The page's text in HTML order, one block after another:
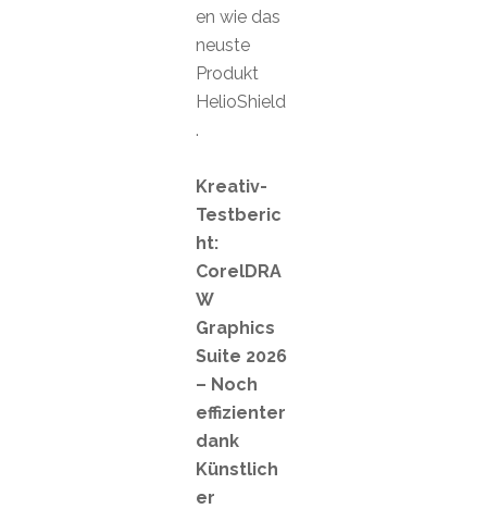
en wie das
neuste
Produkt
HelioShield
.
Kreativ-
Testberic
ht:
CorelDRA
W
Graphics
Suite 2026
– Noch
effizienter
dank
Künstlich
er